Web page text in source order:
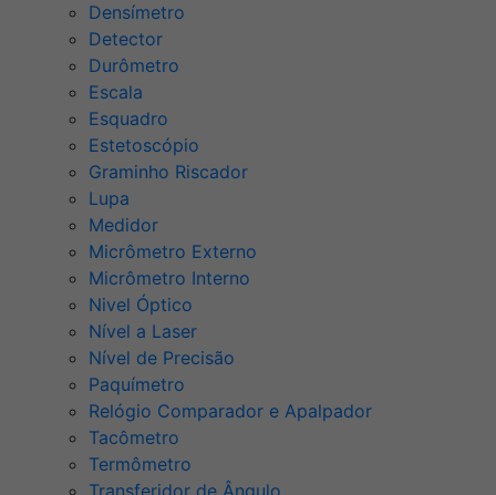
Densímetro
Detector
Durômetro
Escala
Esquadro
Estetoscópio
Graminho Riscador
Lupa
Medidor
Micrômetro Externo
Micrômetro Interno
Nivel Óptico
Nível a Laser
Nível de Precisão
Paquímetro
Relógio Comparador e Apalpador
Tacômetro
Termômetro